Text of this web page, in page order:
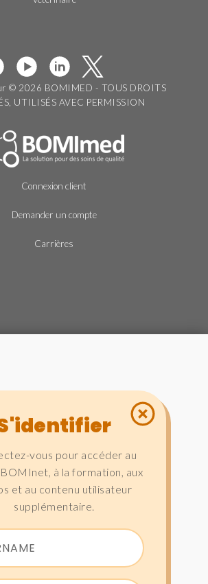
© 2026 BOMIMED - TOUS DROITS
UTILISÉS AVEC PERMISSION
Connexion client
Demander un compte
Carrières
vous pour accéder au
à la formation, aux
et au contenu utilisateur
supplémentaire.